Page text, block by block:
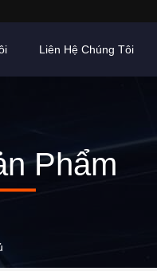
Liên Hệ Chúng Tôi
Phẩm